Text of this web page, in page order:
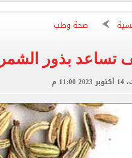
الزمالك يبلغ 4 لاعبين بعدم التواجد مع الفريق الأول بالموسم الجديد
الاتحاد التركي يمنح
برشلونة يطرح تذاكر
صحة وطب
تساعد بذور
م